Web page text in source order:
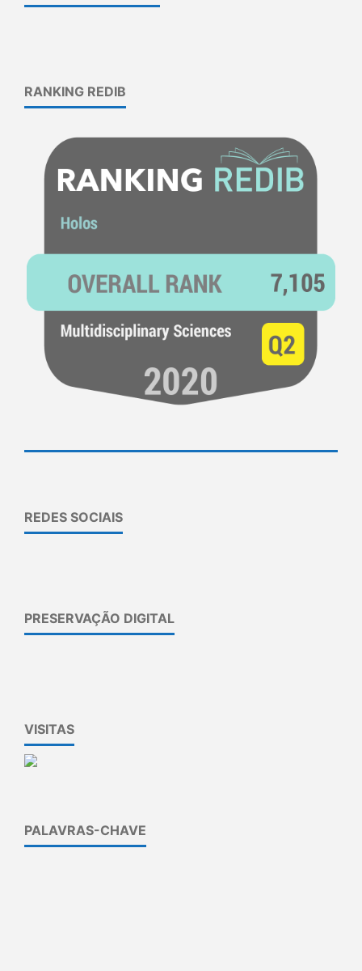
RANKING REDIB
REDES SOCIAIS
PRESERVAÇÃO DIGITAL
VISITAS
PALAVRAS-CHAVE